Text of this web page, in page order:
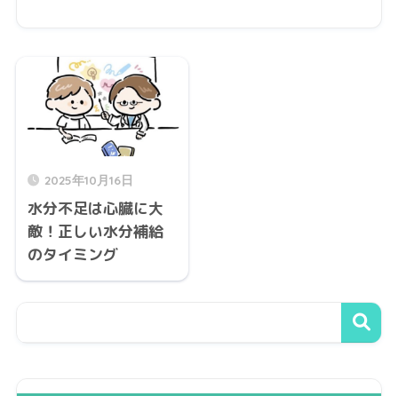
2025年10月16日
水分不足は心臓に大
敵！正しい水分補給
のタイミング